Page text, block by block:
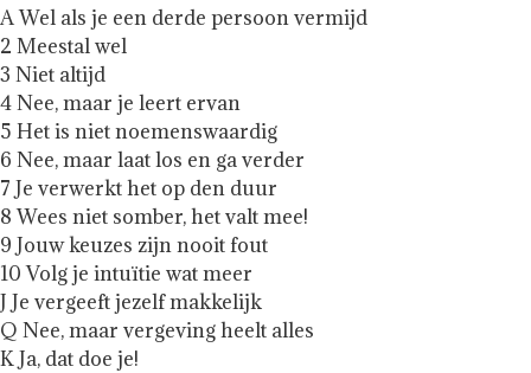
A Wel als je een derde persoon vermijd
2 Meestal wel
3 Niet altijd
4 Nee, maar je leert ervan
5 Het is niet noemenswaardig
6 Nee, maar laat los en ga verder
7 Je verwerkt het op den duur
8 Wees niet somber, het valt mee!
9 Jouw keuzes zijn nooit fout
10 Volg je intuïtie wat meer
J Je vergeeft jezelf makkelijk
Q Nee, maar vergeving heelt alles
K Ja, dat doe je!